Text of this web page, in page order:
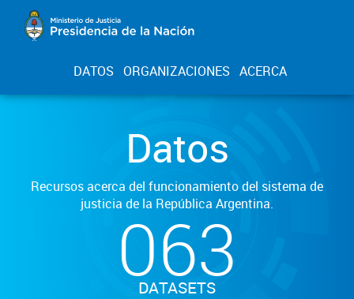
DATOS ORGANIZACIONES ACERCA
Datos
Recursos acerca del funcionamiento del sistema de
justicia de la República Argentina.
063
DATASETS